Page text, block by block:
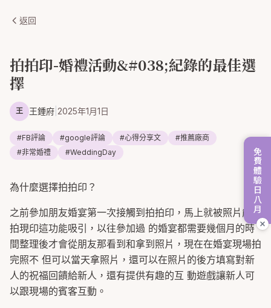
免費體驗日八月
返回
拍拍印-婚禮活動&#038;紀錄的最佳選
擇
王 王鍾府 2025年1月1日
#FB評論 #google評論 #心得分享文 #推薦廠商
#非常婚禮 #WeddingDay
為什麼選擇拍拍印？
之前參加朋友婚宴第一次接觸到拍拍印，馬上就被照片能現
拍現印這功能吸引，以往參加過 的婚宴都需要幾個月的時
間整理後才會從朋友那看到和拿到照片，現在在婚宴現場拍
完照不 但可以當天拿照片，還可以在照片的後方填寫對新
人的祝福回饋給新人，還有提供有趣的互 動遊戲讓新人可
以跟現場的賓客互動。